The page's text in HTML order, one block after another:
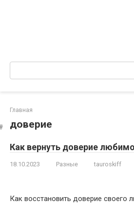
Поиск:
Главная
доверие
Как вернуть доверие
18.10.2023 Разные tauroskiff
Как восстановить доверие своего